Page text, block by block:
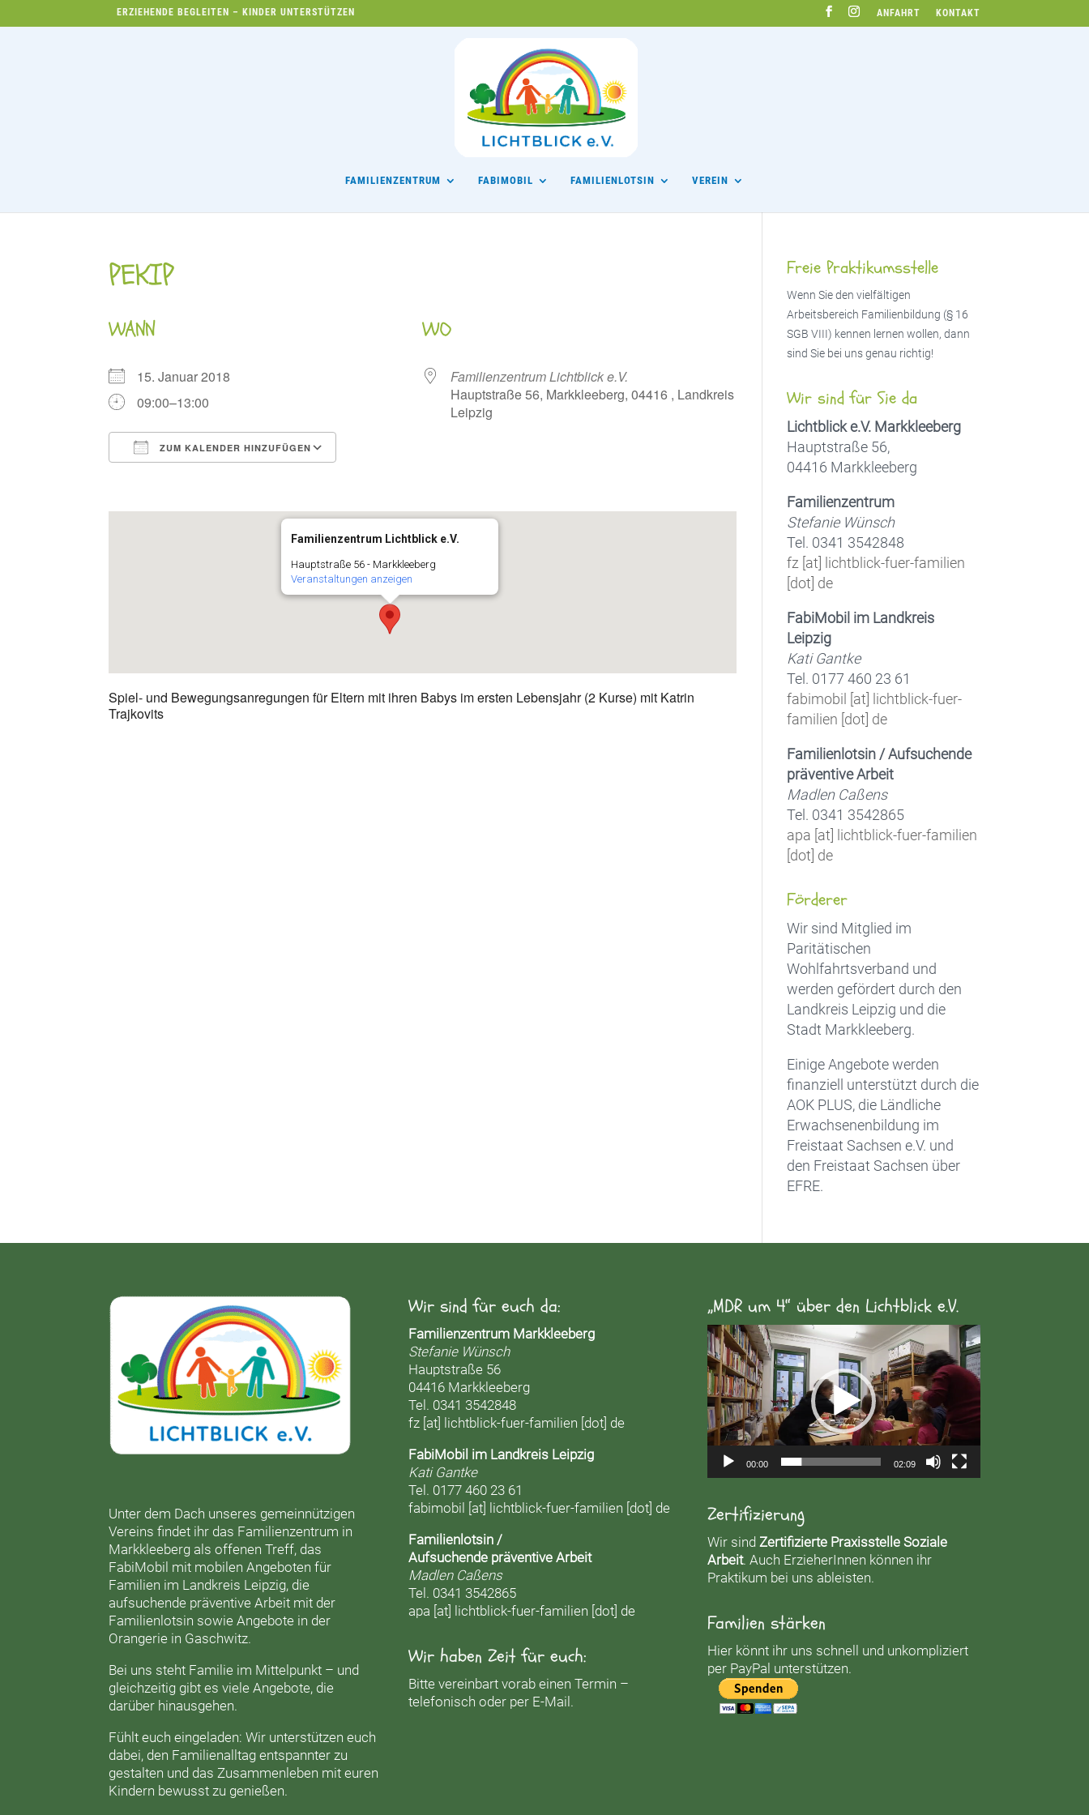
ERZIEHENDE BEGLEITEN – KINDER UNTERSTÜTZEN ANFAHRT KONTAKT
FAMILIENZENTRUM FABIMOBIL FAMILIENLOTSIN VEREIN
PEKIP
WANN
15. Januar 2018
09:00–13:00
ZUM KALENDER HINZUFÜGEN
Office 365
WO
Familienzentrum Lichtblick e.V.
Hauptstraße 56, Markkleeberg, 04416 , Landkreis
Leipzig
Familienzentrum Lichtblick e.V.
Hauptstraße 56 - Markkleeberg
Veranstaltungen anzeigen
Spiel- und Bewegungsanregungen für Eltern mit ihren Babys im ersten Lebensjahr (2 Kurse) mit Katrin
Trajkovits
Freie Praktikumsstelle
Wenn Sie den vielfältigen
Arbeitsbereich Familienbildung (§ 16
SGB VIII) kennen lernen wollen, dann
sind Sie bei uns genau richtig!
Wir sind für Sie da
Lichtblick e.V. Markkleeberg
Hauptstraße 56,
04416 Markkleeberg
Familienzentrum
Stefanie Wünsch
Tel. 0341 3542848
fz [at] lichtblick-fuer-familien
[dot] de
FabiMobil im Landkreis
Leipzig
Kati Gantke
Tel. 0177 460 23 61
fabimobil [at] lichtblick-fuer-
familien [dot] de
Familienlotsin / Aufsuchende
präventive Arbeit
Madlen Caßens
Tel. 0341 3542865
apa [at] lichtblick-fuer-familien
[dot] de
Förderer
Wir sind Mitglied im
Paritätischen
Wohlfahrtsverband und
werden gefördert durch den
Landkreis Leipzig und die
Stadt Markkleeberg.
Einige Angebote werden
finanziell unterstützt durch die
AOK PLUS, die Ländliche
Erwachsenenbildung im
Freistaat Sachsen e.V. und
den Freistaat Sachsen über
EFRE.
Unter dem Dach unseres gemeinnützigen
Vereins findet ihr das Familienzentrum in
Markkleeberg als offenen Treff, das
FabiMobil mit mobilen Angeboten für
Familien im Landkreis Leipzig, die
aufsuchende präventive Arbeit mit der
Familienlotsin sowie Angebote in der
Orangerie in Gaschwitz.
Bei uns steht Familie im Mittelpunkt – und
gleichzeitig gibt es viele Angebote, die
darüber hinausgehen.
Fühlt euch eingeladen: Wir unterstützen euch
dabei, den Familienalltag entspannter zu
gestalten und das Zusammenleben mit euren
Kindern bewusst zu genießen.
Wir sind für euch da:
Familienzentrum Markkleeberg
Stefanie Wünsch
Hauptstraße 56
04416 Markkleeberg
Tel. 0341 3542848
fz [at] lichtblick-fuer-familien [dot] de
FabiMobil im Landkreis Leipzig
Kati Gantke
Tel. 0177 460 23 61
fabimobil [at] lichtblick-fuer-familien [dot] de
Familienlotsin /
Aufsuchende präventive Arbeit
Madlen Caßens
Tel. 0341 3542865
apa [at] lichtblick-fuer-familien [dot] de
Wir haben Zeit für euch:
Bitte vereinbart vorab einen Termin –
telefonisch oder per E-Mail.
„MDR um 4“ über den Lichtblick e.V.
Video-
Player
00:00 02:09
Zertifizierung
Wir sind Zertifizierte Praxisstelle Soziale
Arbeit. Auch ErzieherInnen können ihr
Praktikum bei uns ableisten.
Familien stärken
Hier könnt ihr uns schnell und unkompliziert
per PayPal unterstützen.